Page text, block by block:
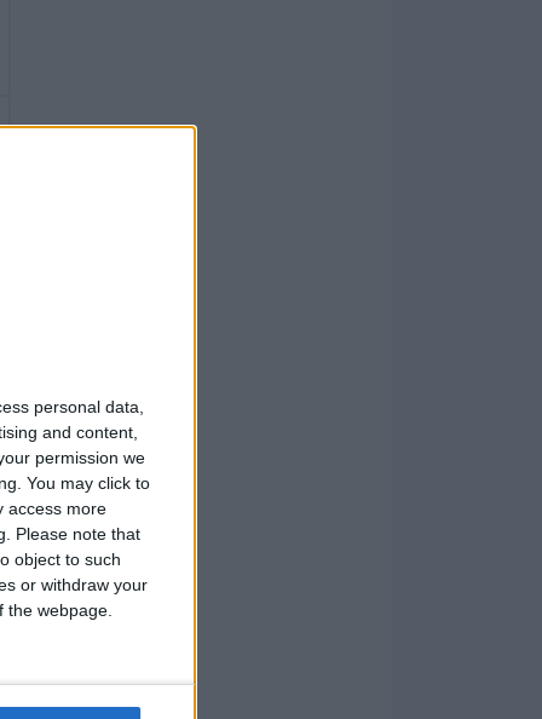
personal data,
and content,
permission we
You may click to
access more
Please note that
object to such
or withdraw your
webpage.